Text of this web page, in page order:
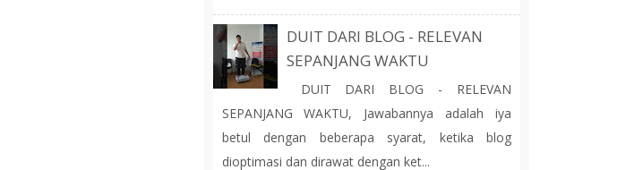
DUIT DARI BLOG - RELEVAN
SEPANJANG WAKTU
DUIT DARI BLOG - RELEVAN
SEPANJANG WAKTU, Jawabannya adalah iya
betul dengan beberapa syarat, ketika blog
dioptimasi dan dirawat dengan ket...